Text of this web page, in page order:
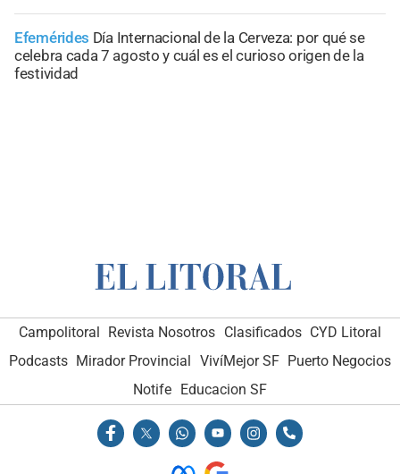
Efemérides Día Internacional de la Cerveza: por qué se
celebra cada 7 agosto y cuál es el curioso origen de la
festividad
Campolitoral Revista Nosotros Clasificados CYD Litoral
Podcasts Mirador Provincial VivíMejor SF Puerto Negocios
Notife
Educacion SF